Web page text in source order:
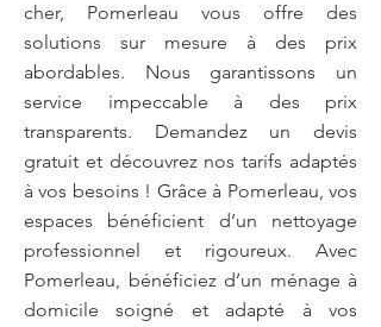
cher, Pomerleau vous offre des
solutions sur mesure à des prix
abordables. Nous garantissons un
service impeccable à des prix
transparents. Demandez un devis
gratuit et découvrez nos tarifs adaptés
à vos besoins ! Grâce à Pomerleau, vos
espaces bénéficient d’un nettoyage
professionnel et rigoureux. Avec
Pomerleau, bénéficiez d’un ménage à
domicile soigné et adapté à vos